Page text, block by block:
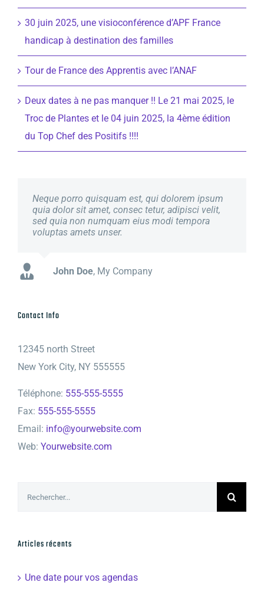
30 juin 2025, une visioconférence d’APF France
handicap à destination des familles
Tour de France des Apprentis avec l’ANAF
Deux dates à ne pas manquer !! Le 21 mai 2025, le
Troc de Plantes et le 04 juin 2025, la 4ème édition
du Top Chef des Positifs !!!!
Neque porro quisquam est, qui dolorem ipsum
quia dolor sit amet, consec tetur, adipisci velit,
sed quia non numquam eius modi tempora
voluptas amets unser.
John Doe, My Company
Aliquam erat volutpat. Quisque at est id ligula
facilisis laoreet eget pulvinar nibh. Suspendisse
at ultrices dui. Curabitur ac felis arcu sadips
ipsums fugiats nemis.
Luke Beck ,Theme Fusion
Contact Info
12345 north Street
New York City, NY 555555
Téléphone: 555-555-5555
Fax: 555-555-5555
Email: info@yourwebsite.com
Web: Yourwebsite.com
Articles récents
Une date pour vos agendas